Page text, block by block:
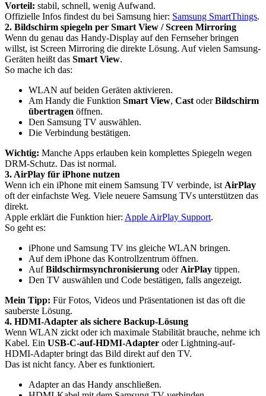
Vorteil: stabil, schnell, wenig Aufwand.
Offizielle Infos findest du bei Samsung hier: Samsung SmartThings.
2. Bildschirm spiegeln per Smart View / Screen Mirroring
Wenn du genau das Handy-Display auf den Fernseher bringen
willst, ist Screen Mirroring die direkte Lösung. Auf vielen Samsung-
Geräten heißt das Smart View.
So mache ich das:
WLAN auf beiden Geräten aktivieren.
Am Handy die Funktion Smart View, Cast oderBildschirm
übertragen öffnen.
Den Samsung TV auswählen.
Die Verbindung bestätigen.
Wichtig: Manche Apps erlauben kein komplettes Spiegeln wegen
DRM-Schutz. Das ist normal.
3. AirPlay für iPhone nutzen
Wenn ich ein iPhone mit einem Samsung TV verbinde, ist AirPlay
oft der einfachste Weg. Viele neuere Samsung TVs unterstützen das
direkt.
Apple erklärt die Funktion hier: Apple AirPlay Support.
So geht es:
iPhone und Samsung TV ins gleiche WLAN bringen.
Auf dem iPhone das Kontrollzentrum öffnen.
AufBildschirmsynchronisierung oder AirPlay tippen.
Den TV auswählen und Code bestätigen, falls angezeigt.
Mein Tipp: Für Fotos, Videos und Präsentationen ist das oft die
sauberste Lösung.
4. HDMI-Adapter als sichere Backup-Lösung
Wenn WLAN zickt oder ich maximale Stabilität brauche, nehme ich
Kabel. Ein USB-C-auf-HDMI-Adapter oder Lightning-auf-
HDMI-Adapter bringt das Bild direkt auf den TV.
Das ist nicht fancy. Aber es funktioniert.
Adapter an das Handy anschließen.